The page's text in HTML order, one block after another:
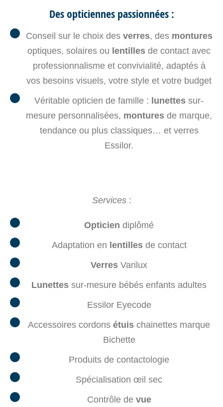
Des opticiennes passionnées :
Conseil sur le choix des verres, des montures
optiques, solaires ou lentilles de contact avec
professionnalisme et convivialité, adaptés à
vos besoins visuels, votre style et votre budget
Véritable opticien de famille : lunettes sur-
mesure personnalisées, montures de marque,
tendance ou plus classiques… et verres
Essilor.
Services:
Opticien diplômé
Adaptation en lentillesde contact
Verres Varilux
Lunettes sur-mesure bébés enfants adultes
Essilor Eyecode
Accessoires cordons étuis chainettes marque
Bichette
Produits de contactologie
Spécialisation œil sec
Contrôle de vue